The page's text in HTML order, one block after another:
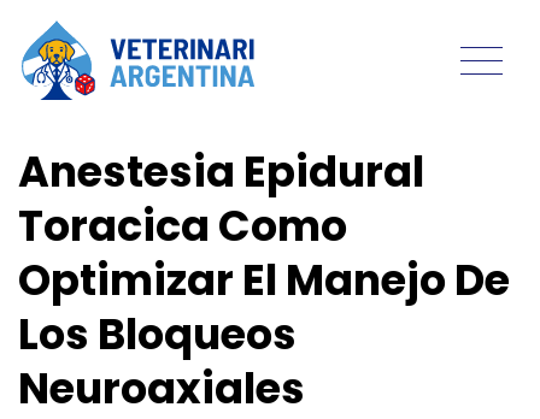
Anestesia Epidural
Toracica Como
Optimizar El Manejo De
Los Bloqueos
Neuroaxiales